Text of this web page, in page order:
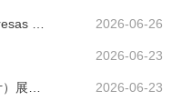
2026-06-26
2026-06-23
2026-06-23